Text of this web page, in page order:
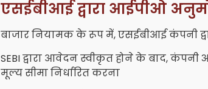
एसईबीआई द्वारा आईपीओ
बाजार नियामक के रूप में, एसईबीआई कंपनी
SEBI द्वारा आवेदन स्वीकृत होने के बाद, कंपनी
मूल्य सीमा निर्धारित करना